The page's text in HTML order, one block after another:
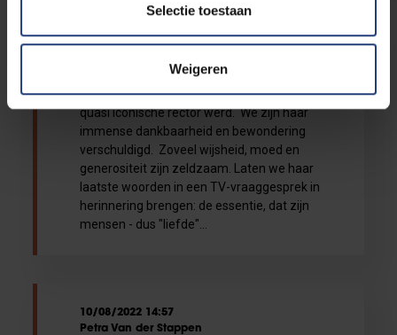
Selectie toestaan
Weigeren
10/08/2022 15:04
Em. Prof .dr. Alex Vanneste (UAntwerpen)
Een meisje "van over 't water" die een
quasi iconische rector werd. We zijn haar
immense dankbaarheid en bewondering
verschuldigd. Zoveel wijsheid, moed en
generositeit zijn zeldzaam. Laten we haar
laatste woorden in een TV-vraaggesprek in
herinnering brengen: de essentie, dat zijn
mensen - dus "liefde"...
10/08/2022 14:57
Petra Van der Stappen